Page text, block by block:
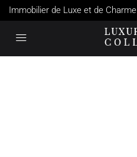
Immobilier de Luxe et de Charme